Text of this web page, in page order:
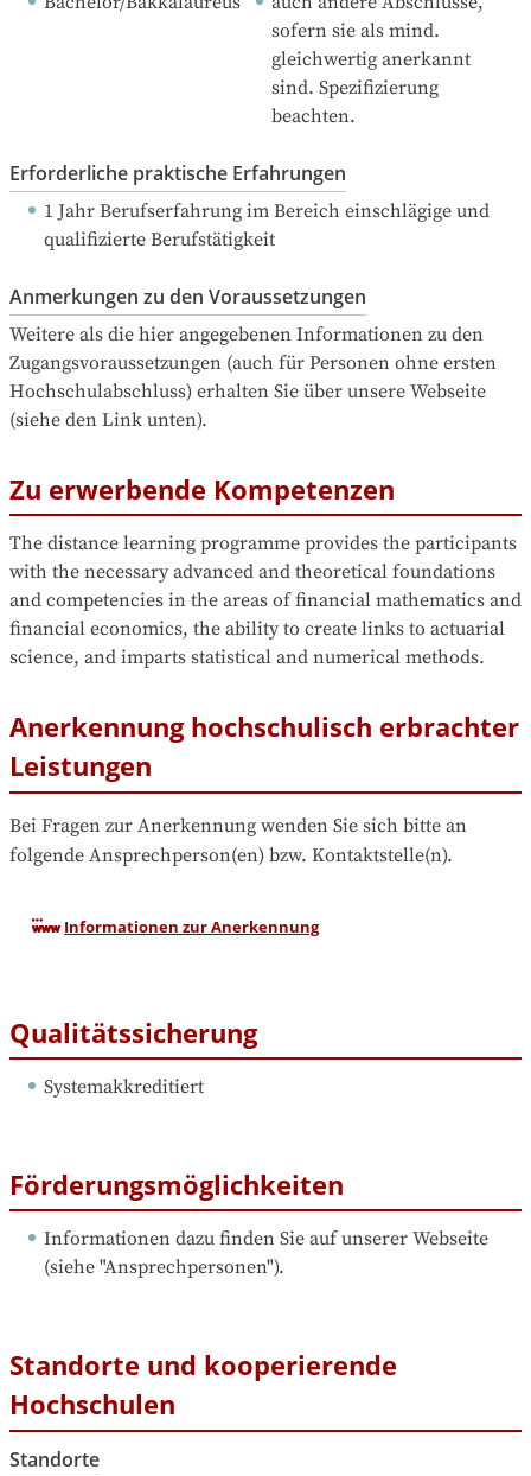
sofern sie als mind.
gleichwertig anerkannt
sind. Spezifizierung
beachten.
Erforderliche praktische Erfahrungen
1 Jahr Berufserfahrung im Bereich einschlägige und
qualifizierte Berufstätigkeit
Anmerkungen zu den Voraussetzungen
Weitere als die hier angegebenen Informationen zu den
Zugangsvoraussetzungen (auch für Personen ohne ersten
Hochschulabschluss) erhalten Sie über unsere Webseite
(siehe den Link unten).
Zu erwerbende Kompetenzen
The distance learning programme provides the participants
with the necessary advanced and theoretical foundations
and competencies in the areas of financial mathematics and
financial economics, the ability to create links to actuarial
science, and imparts statistical and numerical methods.
Anerkennung hochschulisch erbrachter
Leistungen
Bei Fragen zur Anerkennung wenden Sie sich bitte an
folgende Ansprechperson(en) bzw. Kontaktstelle(n).
Informationen zur Anerkennung
Qualitätssicherung
Systemakkreditiert
Förderungsmöglichkeiten
Informationen dazu finden Sie auf unserer Webseite
(siehe "Ansprechpersonen").
Standorte und kooperierende
Hochschulen
Standorte